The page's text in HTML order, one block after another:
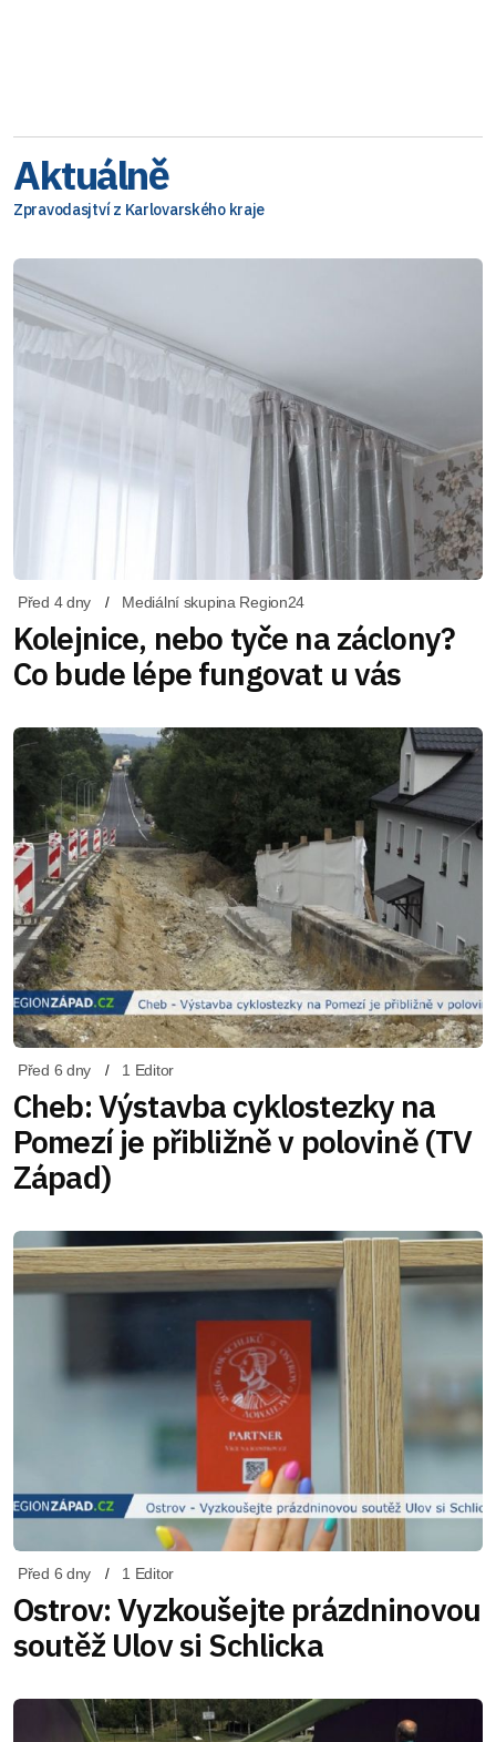
Aktuálně
Zpravodasjtví z Karlovarského kraje
Před 4 dny Mediální skupina Region24
Kolejnice, nebo tyče na záclony?
Co bude lépe fungovat u vás
Před 6 dny 1 Editor
Cheb: Výstavba cyklostezky na
Pomezí je přibližně v polovině (TV
Západ)
Před 6 dny 1 Editor
Ostrov: Vyzkoušejte prázdninovou
soutěž Ulov si Schlicka